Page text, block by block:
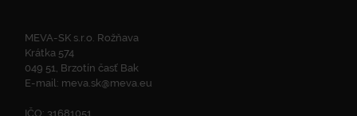
MEVA-SK s.r.o. Rožňava
Krátka 574
049 51, Brzotín časť Bak
E-mail: meva.sk@meva.eu
IČO: 31681051